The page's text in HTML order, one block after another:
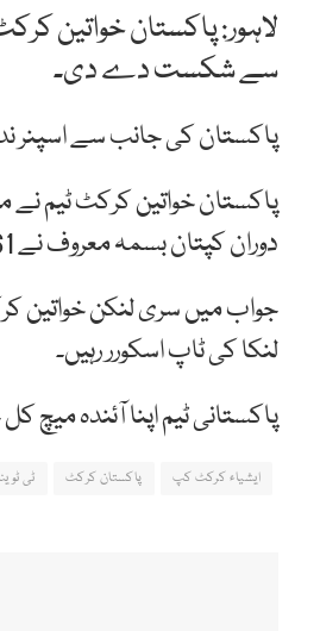
سے شکست دے دی۔
پاکستان کی جانب سے اسپنر
دوران کپتان بسمہ معروف نے 61 رنز کی ناقابل شکست اننگ کھیلی۔
لنکا کی ٹاپ اسکورر رہیں۔
پاکستانی ٹیم اپنا آئندہ
ایشیاء کرکٹ کپ پاکستان کرکٹ ٹی